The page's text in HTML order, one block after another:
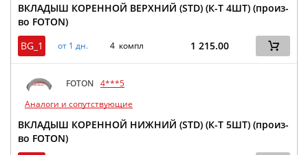
ВКЛАДЫШ КОРЕННОЙ ВЕРХНИЙ (STD) (К-Т 4ШТ) (произ-
во FOTON)
BG_1
от 1 дн. 4 компл 1 215.00
FOTON 4***5
Аналоги и сопутствующие
ВКЛАДЫШ КОРЕННОЙ НИЖНИЙ (STD) (К-Т 5ШТ) (произ-
во FOTON)